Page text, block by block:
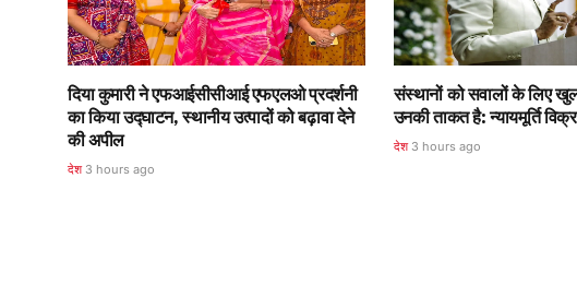
दिया कुमारी ने एफआईसीसीआई एफएलओ प्रदर्शनी
का किया उद्घाटन, स्थानीय उत्पादों को बढ़ावा देने
की अपील
देश 3 hours ago
संस्थानों को सवालों के लिए
उनकी ताकत है: न्यायमूर्ति
देश 3 hours ago